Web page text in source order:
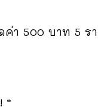
า 500 บาท 5 ร
“